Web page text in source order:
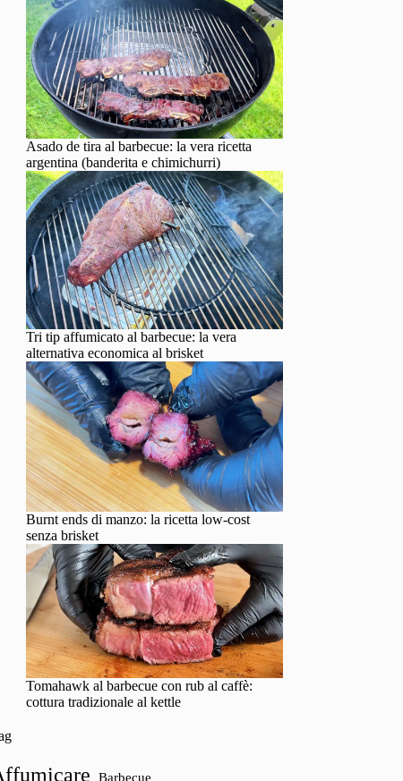
Asado de tira al barbecue: la vera ricetta
argentina (banderita e chimichurri)
Tri tip affumicato al barbecue: la vera
alternativa economica al brisket
Burnt ends di manzo: la ricetta low-cost
senza brisket
Tomahawk al barbecue con rub al caffè:
cottura tradizionale al kettle
Barbecue